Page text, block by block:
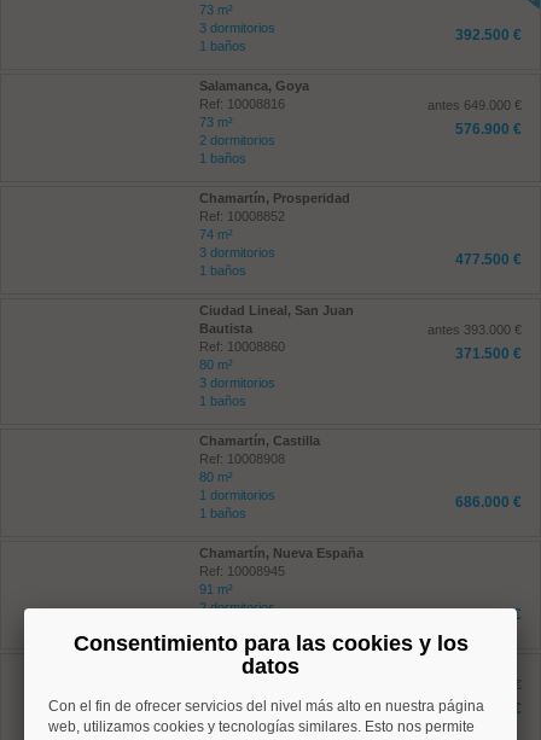
73 m²
3 dormitorios
1 baños
392.500 €
Salamanca, Goya
Ref: 10008816
73 m²
2 dormitorios
1 baños
antes 649.000 €
576.900 €
Chamartín, Prosperidad
Ref: 10008852
74 m²
3 dormitorios
1 baños
477.500 €
Ciudad Lineal, San Juan
Bautista
Ref: 10008860
80 m²
3 dormitorios
1 baños
antes 393.000 €
371.500 €
Chamartín, Castilla
Ref: 10008908
80 m²
1 dormitorios
1 baños
686.000 €
Chamartín, Nueva España
Ref: 10008945
91 m²
2 dormitorios
854.500 €
Salamanca, Lista
97 m²
3 dormitorios
antes 620.000 €
585.000 €
Consentimiento para las cookies y los
datos
Con el fin de ofrecer servicios del nivel más alto en nuestra página
web, utilizamos cookies y tecnologías similares. Esto nos permite